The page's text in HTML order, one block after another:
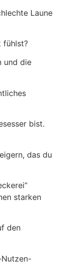
Laune
fühlst?
und die
bist.
das du
starken
den
Nutzen-